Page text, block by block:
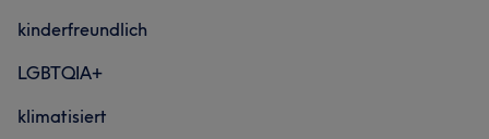
kinderfreundlich
LGBTQIA+
klimatisiert